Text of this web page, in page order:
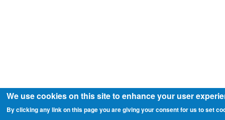
We use cookies on this site to enhance your user
By clicking any link on this page you are giving your consent for us to set